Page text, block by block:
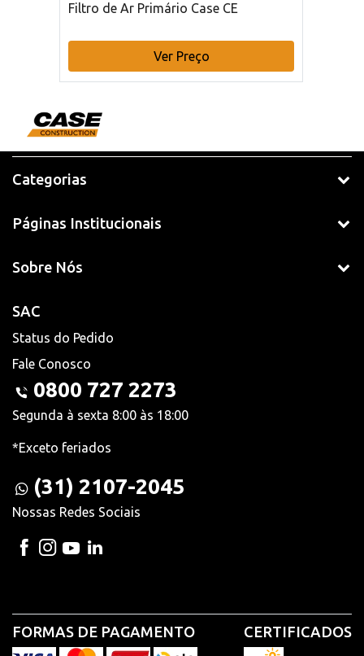
Filtro de Ar Primário Case CE
Ver Preço
Categorias
Páginas Institucionais
Sobre Nós
SAC
Status do Pedido
Fale Conosco
0800 727 2273
Segunda à sexta 8:00 às 18:00
*Exceto feriados
(31) 2107-2045
Nossas Redes Sociais
FORMAS DE PAGAMENTO CERTIFICADOS